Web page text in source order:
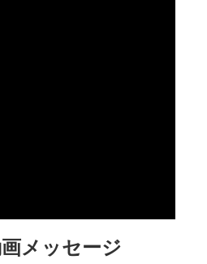
メッセージ